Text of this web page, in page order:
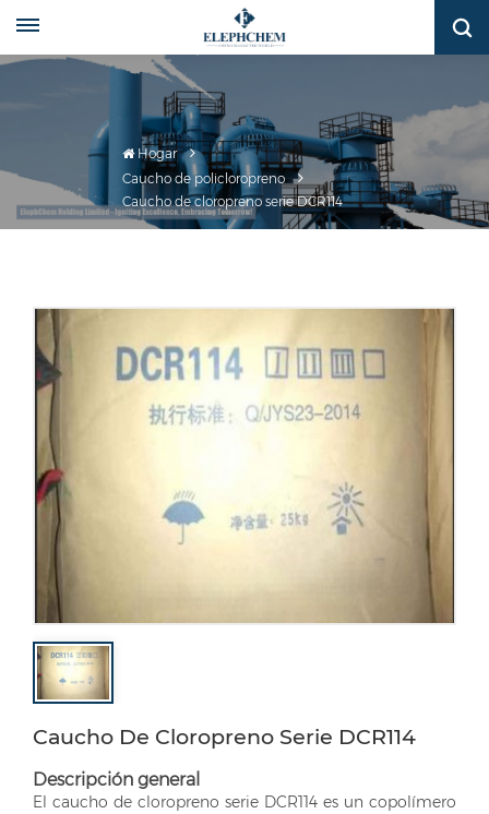
Hogar
Caucho de policloropreno
Caucho de cloropreno serie DCR114
Caucho De Cloropreno Serie DCR114
Descripción general
El caucho de cloropreno serie DCR114 es un copolímero